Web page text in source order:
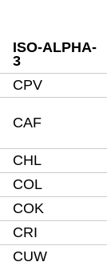
ISO-ALPHA-
3
CPV
CAF
CHL
COL
COK
CRI
CUW